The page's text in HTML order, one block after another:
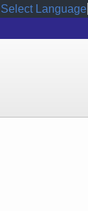
Select Language